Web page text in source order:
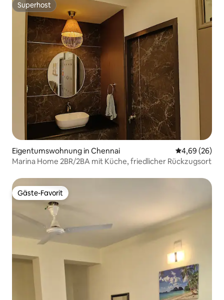
Superhost
Superhost
Eigentumswohnung in Chennai
4,69 (26)
Marina Home 2BR/2BA mit Küche, friedlicher Rückzugsort
Gäste-Favorit
Gäste-Favorit